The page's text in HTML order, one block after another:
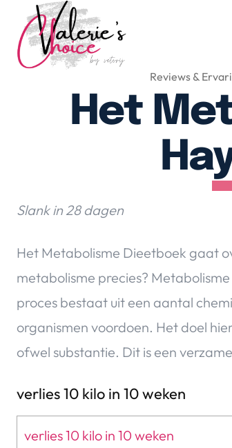
Reviews &
Het
Slank in 28 dagen
Het Metabolisme Dieetboek gaat
metabolisme precies?
proces bestaat uit een aantal
organismen voordoen. Het doel
ofwel substantie. Dit is een
verlies 10 kilo in 10 weken
verlies 10 kilo in 10 weken